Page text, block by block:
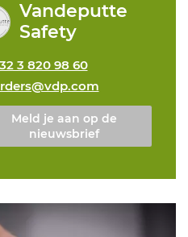
Vandeputte
Safety
3 820 98 60
Meld je aan op de
nieuwsbrief